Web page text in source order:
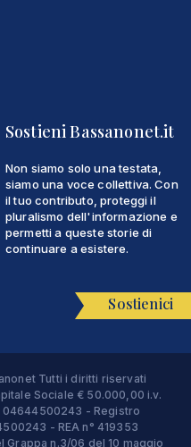
Sostieni Bassanonet.it
Non siamo solo una testata,
siamo una voce collettiva. Con
il tuo contributo, proteggi il
pluralismo dell'informazione e
permetti a queste storie di
continuare a esistere.
Sostienici
Tutti i diritti riservati
Sociale € 50.000,00 i.v.
04644500243 - Registro
- REA n° 419353
Grappa n.3/06 del 10 maggio